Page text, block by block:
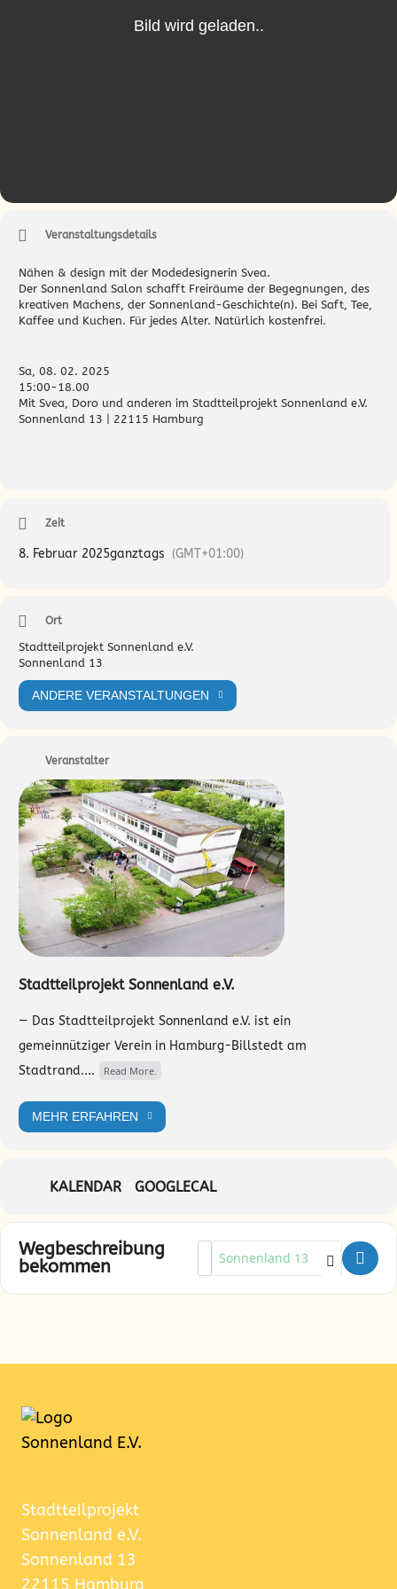
Veranstaltungsdetails
Nähen & design mit der Modedesignerin Svea.
Der Sonnenland Salon schafft Freiräume der Begegnungen, des
kreativen Machens, der Sonnenland-Geschichte(n). Bei Saft, Tee,
Kaffee und Kuchen. Für jedes Alter. Natürlich kostenfrei.
Sa, 08. 02. 2025
15:00-18.00
Mit Svea, Doro und anderen im Stadtteilprojekt Sonnenland e.V.
Sonnenland 13 | 22115 Hamburg
Zeit
8. Februar 2025ganztags (GMT+01:00)
Ort
Stadtteilprojekt Sonnenland e.V.
Sonnenland 13
ANDERE VERANSTALTUNGEN
Veranstalter
Stadtteilprojekt Sonnenland e.V.
— Das Stadtteilprojekt Sonnenland e.V. ist ein
gemeinnütziger Verein in Hamburg-Billstedt am
Stadtrand....
Read More.
MEHR ERFAHREN
KALENDAR GOOGLECAL
Wegbeschreibung
bekommen
Address - Textiles Nähen &
Destination Address - Textiles
Stadtteilprojekt
Sonnenland e.V.
Sonnenland 13
22115 Hamburg